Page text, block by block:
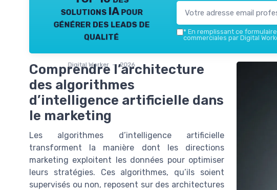
solutions IA pour
générer des leads de
qualité
Digital Worker — 2026
* En remplissant ce
commerciales par Digital
Comprendre l’architecture
des algorithmes
d’intelligence artificielle dans
le marketing
Les algorithmes d’intelligence artificielle
transforment la manière dont les directions
marketing exploitent les données pour optimiser
leurs stratégies. Ces algorithmes, qu’ils soient
supervisés ou non, reposent sur des architectures